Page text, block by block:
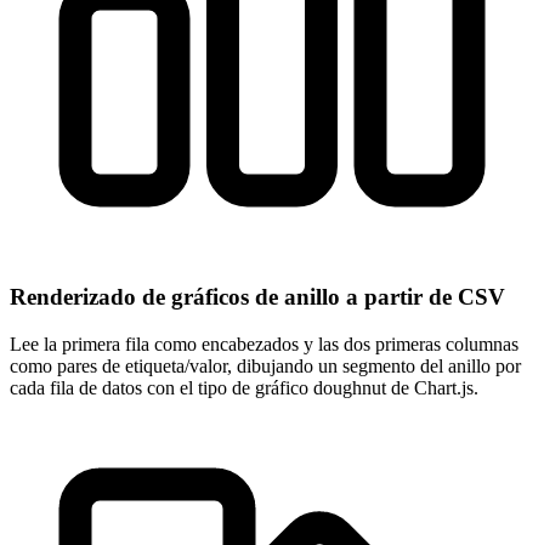
Renderizado de gráficos de anillo a partir de CSV
Lee la primera fila como encabezados y las dos primeras columnas
como pares de etiqueta/valor, dibujando un segmento del anillo por
cada fila de datos con el tipo de gráfico doughnut de Chart.js.